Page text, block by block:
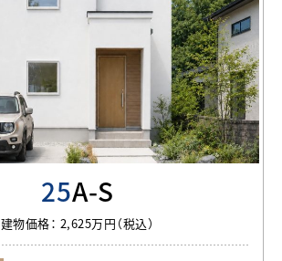
25A-S
建物価格： 2,625万円（税込）